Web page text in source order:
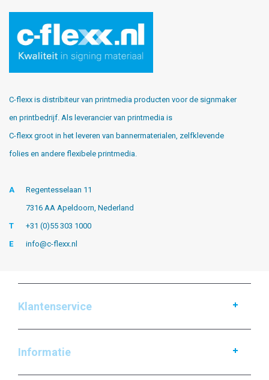
C-flexx is distribiteur van printmedia producten voor de signmaker
en printbedrijf. Als leverancier van printmedia is
C-flexx groot in het leveren van bannermaterialen, zelfklevende
folies en andere flexibele printmedia.
A
Regentesselaan 11
7316 AA Apeldoorn, Nederland
T
+31 (0)55 303 1000
E
info@c-flexx.nl
Klantenservice
Informatie